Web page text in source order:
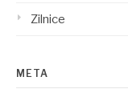
Zilnice
META